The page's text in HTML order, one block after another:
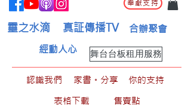
奉獻支持
靈之水滴 真証傳播TV 合辦聚會
舞台台板租用服務
經動人心
認識我們 家書。分享
你的支持
表格下載
售賣點